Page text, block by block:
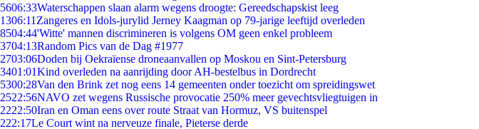
5606:33Waterschappen slaan alarm wegens droogte: Gereedschapskist leeg
1306:11 Zangeres en Idols-jurylid Jerney Kaagman op 79-jarige leeftijd overleden
8504:44'Witte' mannen discrimineren is volgens OM geen enkel probleem
3704:13Random Pics van de Dag #1977
2703:06Doden bij Oekraïense droneaanvallen op Moskou en Sint-Petersburg
3401:01Kind overleden na aanrijding door AH-bestelbus in Dordrecht
5300:28Van den Brink zet nog eens 14 gemeenten onder toezicht om spreidingswet
2522:56NAVO zet wegens Russische provocatie 250% meer gevechtsvliegtuigen in
2222:50Iran en Oman eens over route Straat van Hormuz, VS buitenspel
222:17Le Court wint na nerveuze finale, Pieterse derde